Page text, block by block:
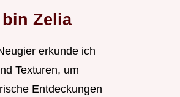
Zelia
erkunde ich
Texturen, um
Entdeckungen